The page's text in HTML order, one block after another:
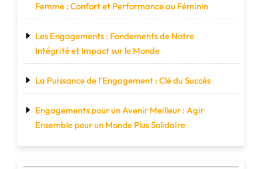
Femme : Confort et Performance au Féminin
Les Engagements : Fondements de Notre
Intégrité et Impact sur le Monde
La Puissance de l’Engagement : Clé du Succès
Engagements pour un Avenir Meilleur : Agir
Ensemble pour un Monde Plus Solidaire